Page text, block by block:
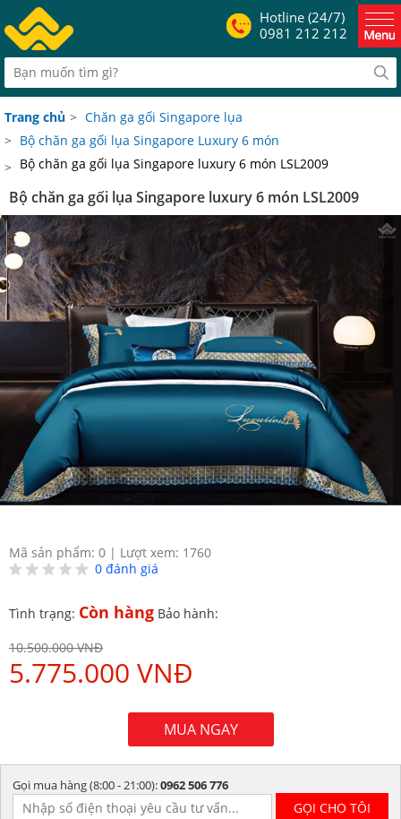
Hotline (24/7)
0981 212 212
Trang chủ > Chăn ga gối Singapore lụa
> Bộ chăn ga gối lụa Singapore Luxury 6 món
> Bộ chăn ga gối lụa Singapore luxury 6 món LSL2009
Bộ chăn ga gối lụa Singapore luxury 6 món LSL2009
Mã sản phẩm: 0 | Lượt xem: 1760
0 đánh giá
Tình trạng: Còn hàng Bảo hành:
10.500.000 VNĐ
5.775.000 VNĐ
MUA NGAY
Gọi mua hàng (8:00 - 21:00):0962 506 776